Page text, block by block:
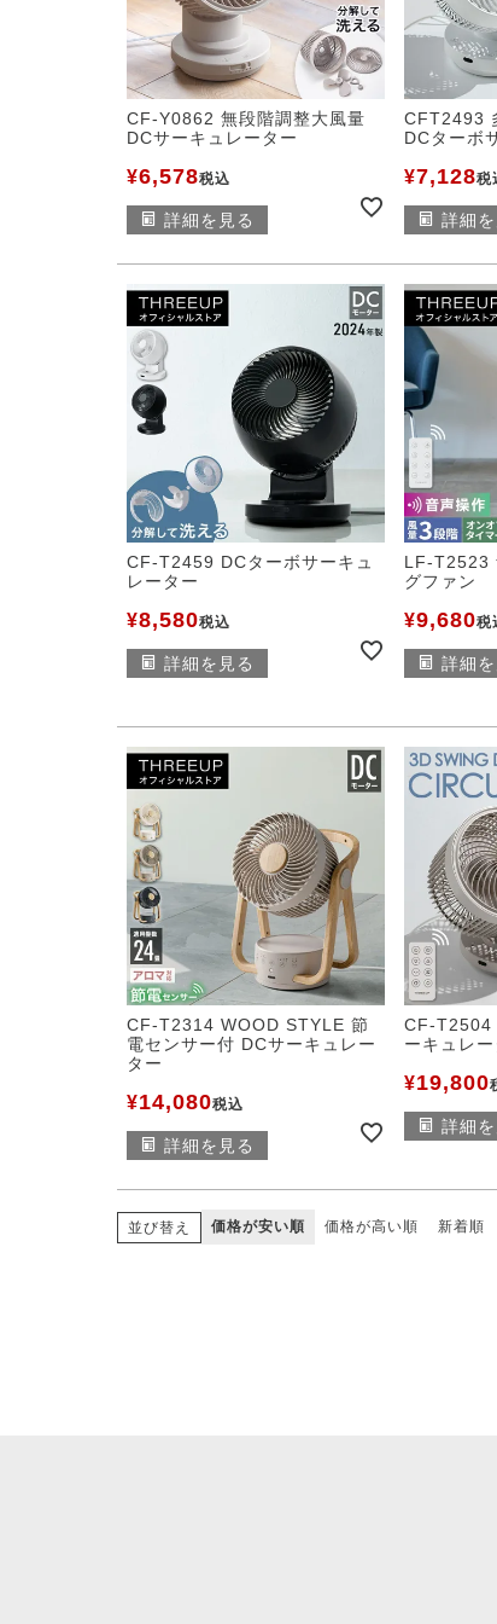
CF-Y0862 無段階調整大風量
DCサーキュレーター
¥6,578税込
詳細を見る
CFT2493
DCターボ
¥7,128税
詳細
CF-T2459 DCターボサーキュ
レーター
¥8,580税込
詳細を見る
LF-T2523
グファン
¥9,680税
詳細
CF-T2314 WOOD STYLE 節
電センサー付 DCサーキュレー
ター
¥14,080税込
詳細を見る
CF-T2504
ーキュレ
¥19,800
詳細
並び替え 価格が安い順 価格が高い順 新着順